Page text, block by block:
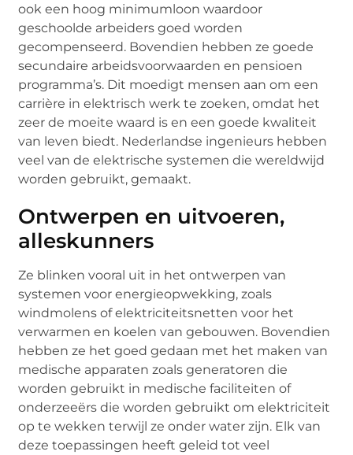
ook een hoog minimumloon waardoor
geschoolde arbeiders goed worden
gecompenseerd. Bovendien hebben ze goede
secundaire arbeidsvoorwaarden en pensioen
programma’s. Dit moedigt mensen aan om een ​​
carrière in elektrisch werk te zoeken, omdat het
zeer de moeite waard is en een goede kwaliteit
van leven biedt. Nederlandse ingenieurs hebben
veel van de elektrische systemen die wereldwijd
worden gebruikt, gemaakt.
Ontwerpen en uitvoeren,
alleskunners
Ze blinken vooral uit in het ontwerpen van
systemen voor energieopwekking, zoals
windmolens of elektriciteitsnetten voor het
verwarmen en koelen van gebouwen. Bovendien
hebben ze het goed gedaan met het maken van
medische apparaten zoals generatoren die
worden gebruikt in medische faciliteiten of
onderzeeërs die worden gebruikt om elektriciteit
op te wekken terwijl ze onder water zijn. Elk van
deze toepassingen heeft geleid tot veel